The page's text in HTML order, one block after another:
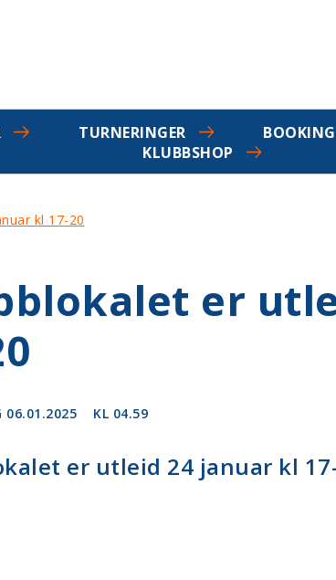
TURNERINGER BOOKING
KLUBBSHOP
kl 17-20
er
06.01.2025 KL 04.59
er utleid 24 januar kl